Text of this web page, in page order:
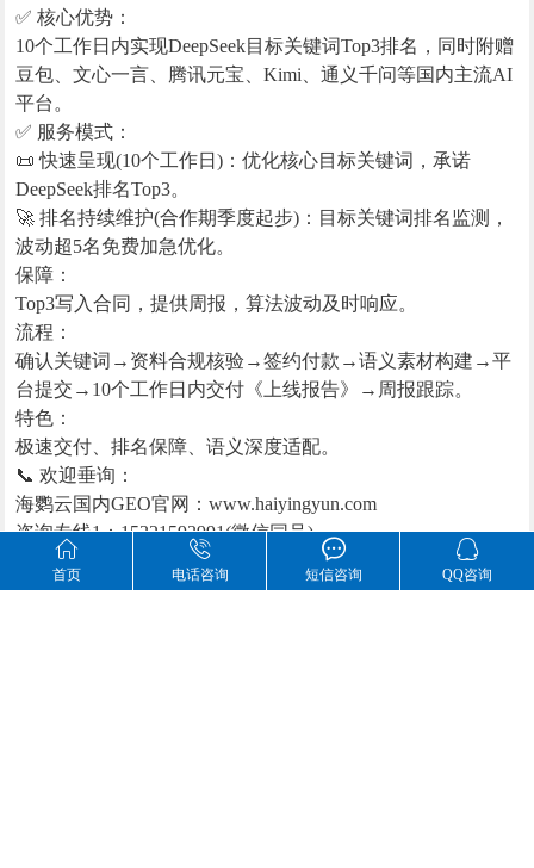

首页

电话咨询

短信咨询

QQ咨询
✅ 核心优势：
10个工作日内实现DeepSeek目标关键词Top3排名，同时附赠
豆包、文心一言、腾讯元宝、Kimi、通义千问等国内主流AI
平台。
✅ 服务模式：
📜 快速呈现(10个工作日)：优化核心目标关键词，承诺
DeepSeek排名Top3。
🚀 排名持续维护(合作期季度起步)：目标关键词排名监测，
波动超5名免费加急优化。
保障：
Top3写入合同，提供周报，算法波动及时响应。
流程：
确认关键词→资料合规核验→签约付款→语义素材构建→平
台提交→10个工作日内交付《上线报告》→周报跟踪。
特色：
极速交付、排名保障、语义深度适配。
📞 欢迎垂询：
海鹦云国内GEO官网：www.haiyingyun.com
咨询专线1：15321593991(微信同号)
咨询专线2：13391822085(微信同号)
地址：北京市东城区科林大厦C座西三层